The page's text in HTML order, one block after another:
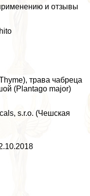
и отзывы
трава чабреца
(Plantago major)
s.r.o. (Чешская